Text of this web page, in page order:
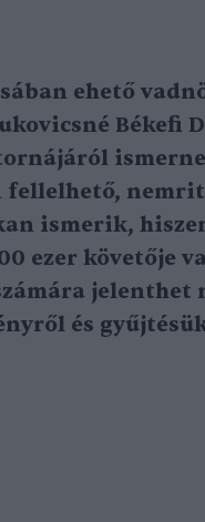
ehető
Békefi
ismerik,
ezer követője
jelenthet
és